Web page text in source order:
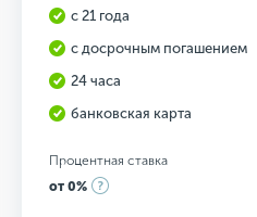
с 21 года
с досрочным погашением
24 часа
банковская карта
Процентная ставка
от 0%